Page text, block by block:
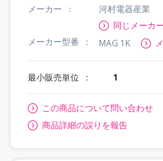
メーカー
河村電器産業
同じメーカ
メーカー型番
MAG 1K
最小販売単位 1
この商品について問い合わせ
商品詳細の誤りを報告